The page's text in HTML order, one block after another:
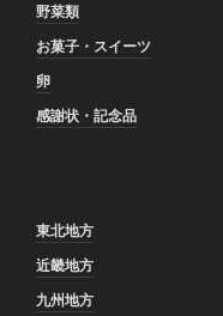
野菜類
お菓子・スイーツ
卵
感謝状・記念品
東北地方
近畿地方
九州地方